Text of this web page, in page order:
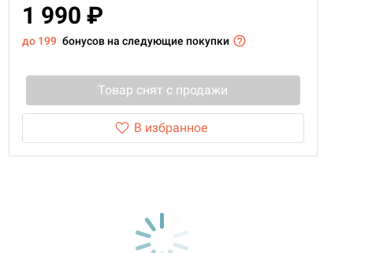
1 990 ₽
до 199 бонусов на следующие покупки
Товар снят с продажи
В избранное